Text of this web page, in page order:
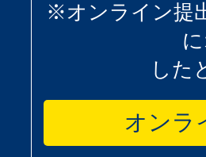
※オンライン提
した
オンラ